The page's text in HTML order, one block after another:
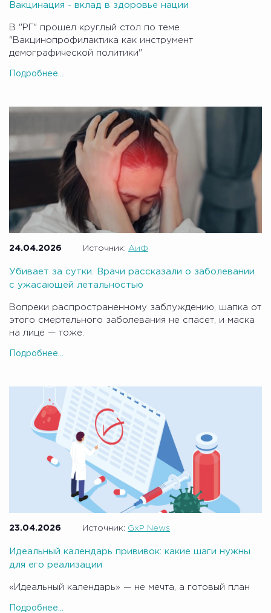
Вакцинация - вклад в здоровье нации
В "РГ" прошел круглый стол по теме
"Вакцинопрофилактика как инструмент
демографической политики"
Подробнее...
24.04.2026 Источник: АиФ
Убивает за сутки. Врачи рассказали о заболевании
с ужасающей летальностью
Вопреки распространенному заблуждению, шапка от
этого смертельного заболевания не спасет, и маска
на лице — тоже.
Подробнее...
23.04.2026 Источник: GxP News
Идеальный календарь прививок: какие шаги нужны
для его реализации
«Идеальный календарь» — не мечта, а готовый план
Подробнее...